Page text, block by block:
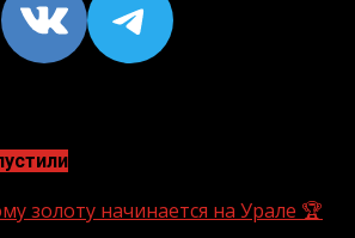
VK https://
золоту начинается на Урале 🏆